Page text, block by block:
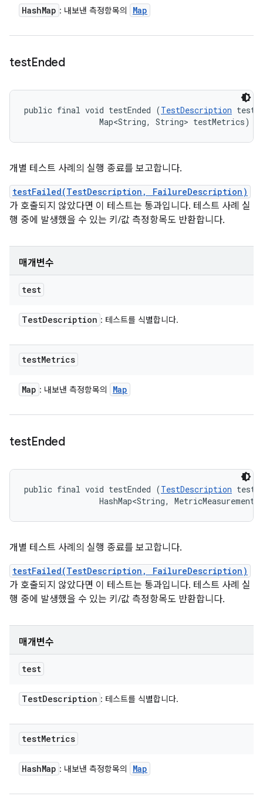
HashMap : 내보낸 측정항목의 Map
testEnded
public final void testEnded (TestDescription
                Map<String, String> testMetrics)
개별 테스트 사례의 실행 종료를 보고합니다.
testFailed(TestDescription, FailureDescription)
가 호출되지 않았다면 이 테스트는 통과입니다. 테스트 사례 실
행 중에 발생했을 수 있는 키/값 측정항목도 반환합니다.
매개변수
test
TestDescription : 테스트를 식별합니다.
testMetrics
Map : 내보낸 측정항목의 Map
testEnded
public final void testEnded (TestDescription
HashMap<String,
개별 테스트 사례의 실행 종료를 보고합니다.
testFailed(TestDescription, FailureDescription)
가 호출되지 않았다면 이 테스트는 통과입니다. 테스트 사례 실
행 중에 발생했을 수 있는 키/값 측정항목도 반환합니다.
매개변수
test
TestDescription : 테스트를 식별합니다.
testMetrics
HashMap : 내보낸 측정항목의 Map